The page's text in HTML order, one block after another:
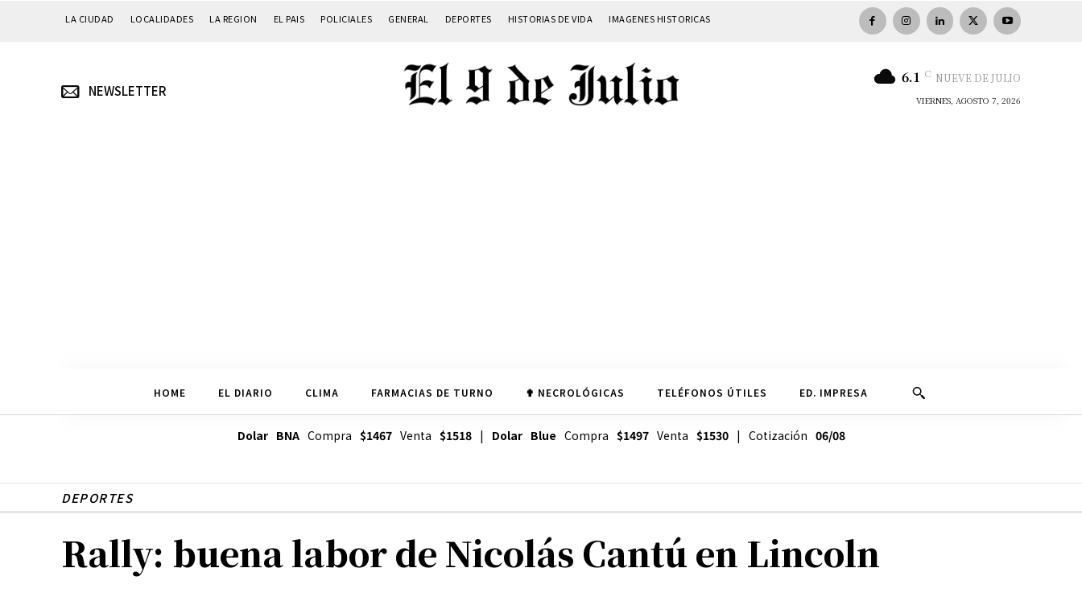
LA CIUDAD LOCALIDADES LA REGION EL PAIS POLICIALES GENERAL DEPORTES HISTORIAS DE VIDA IMAGENES HISTORICAS
NEWSLETTER
6.1 C NUEVE DE JULIO
VIERNES, AGOSTO 7, 2026
HOME EL DIARIO CLIMA FARMACIAS DE TURNO ✟ NECROLÓGICAS TELÉFONOS ÚTILES ED. IMPRESA
Dolar BNACompra $1467Venta $1518| Dolar Blue Compra $1497Venta $1530| Cotización 06/08
DEPORTES
Rally: buena labor de Nicolás Cantú en Lincoln